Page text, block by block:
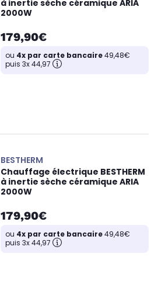
à inertie sèche céramique ARIA
2000W
179,90€
ou 4x par carte bancaire49,48€
puis 3x 44,97
BESTHERM
Chauffage électrique BESTHERM
à inertie sèche céramique ARIA
2000W
179,90€
ou 4x par carte bancaire49,48€
puis 3x 44,97